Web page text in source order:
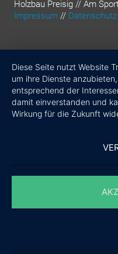
Holzbau Preisig // Am
Impressum // Datenschutz
Diese Seite nutzt Website
um ihre Dienste
entsprechend der
damit einverstanden und
Wirkung für die Zukunft